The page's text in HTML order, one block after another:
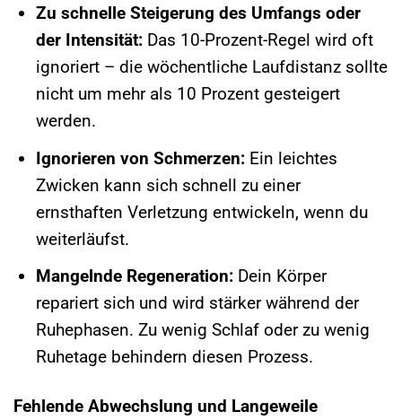
Zu schnelle Steigerung des Umfangs oder
der Intensität:Das 10-Prozent-Regel wird oft
ignoriert – die wöchentliche Laufdistanz sollte
nicht um mehr als 10 Prozent gesteigert
werden.
Ignorieren von Schmerzen:Ein leichtes
Zwicken kann sich schnell zu einer
ernsthaften Verletzung entwickeln, wenn du
weiterläufst.
Mangelnde Regeneration:Dein Körper
repariert sich und wird stärker während der
Ruhephasen. Zu wenig Schlaf oder zu wenig
Ruhetage behindern diesen Prozess.
Fehlende Abwechslung und Langeweile